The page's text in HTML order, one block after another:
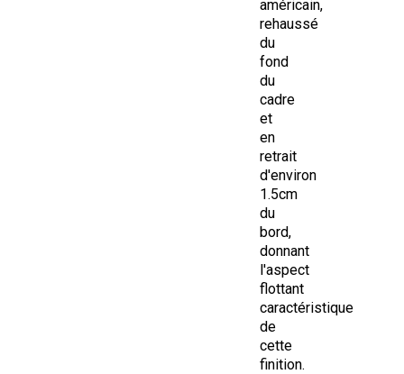
américain,
rehaussé
du
fond
du
cadre
et
en
retrait
d'environ
1.5cm
du
bord,
donnant
l'aspect
flottant
caractéristique
de
cette
finition.